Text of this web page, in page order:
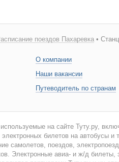
поездов Пахаревка•
О компании
Наши вакансии
Путеводитель по странам
на сайте Туту.ру,
билетов на автобусы и
самолетов, поездов,
Электронные авиа- и ж/д билеты,